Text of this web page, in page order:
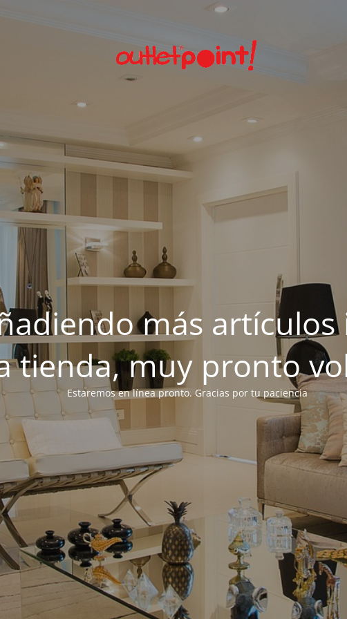
más
tienda, muy pronto
Estaremos en línea pronto. Gracias por tu paciencia